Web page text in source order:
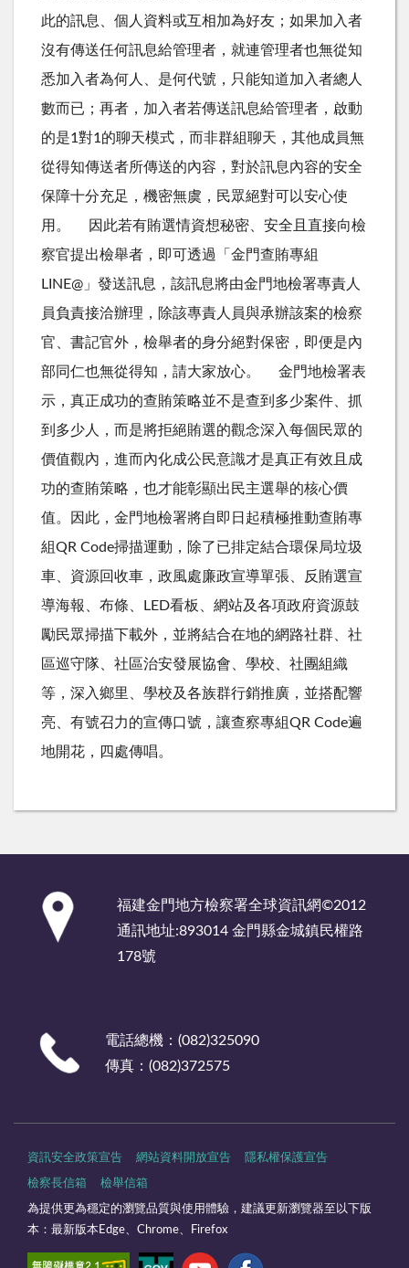
此的訊息、個人資料或互相加為好友；如果加入者
沒有傳送任何訊息給管理者，就連管理者也無從知
悉加入者為何人、是何代號，只能知道加入者總人
數而已；再者，加入者若傳送訊息給管理者，啟動
的是1對1的聊天模式，而非群組聊天，其他成員無
從得知傳送者所傳送的內容，對於訊息內容的安全
保障十分充足，機密無虞，民眾絕對可以安心使
用。 因此若有賄選情資想秘密、安全且直接向檢
察官提出檢舉者，即可透過「金門查賄專組
LINE@」發送訊息，該訊息將由金門地檢署專責人
員負責接洽辦理，除該專責人員與承辦該案的檢察
官、書記官外，檢舉者的身分絕對保密，即便是內
部同仁也無從得知，請大家放心。 金門地檢署表
示，真正成功的查賄策略並不是查到多少案件、抓
到多少人，而是將拒絕賄選的觀念深入每個民眾的
價值觀內，進而內化成公民意識才是真正有效且成
功的查賄策略，也才能彰顯出民主選舉的核心價
值。因此，金門地檢署將自即日起積極推動查賄專
組QR Code掃描運動，除了已排定結合環保局垃圾
車、資源回收車，政風處廉政宣導單張、反賄選宣
導海報、布條、LED看板、網站及各項政府資源鼓
勵民眾掃描下載外，並將結合在地的網路社群、社
區巡守隊、社區治安發展協會、學校、社團組織
等，深入鄉里、學校及各族群行銷推廣，並搭配響
亮、有號召力的宣傳口號，讓查察專組QR Code遍
地開花，四處傳唱。
福建金門地方檢察署全球資訊網©2012
通訊地址:893014 金門縣金城鎮民權路
178號
電話總機：(082)325090
傳真：(082)372575
資訊安全政策宣告 網站資料開放宣告 隱私權保護宣告
檢察長信箱 檢舉信箱
為提供更為穩定的瀏覽品質與使用體驗，建議更新瀏覽器至以下版
本：最新版本Edge、Chrome、Firefox